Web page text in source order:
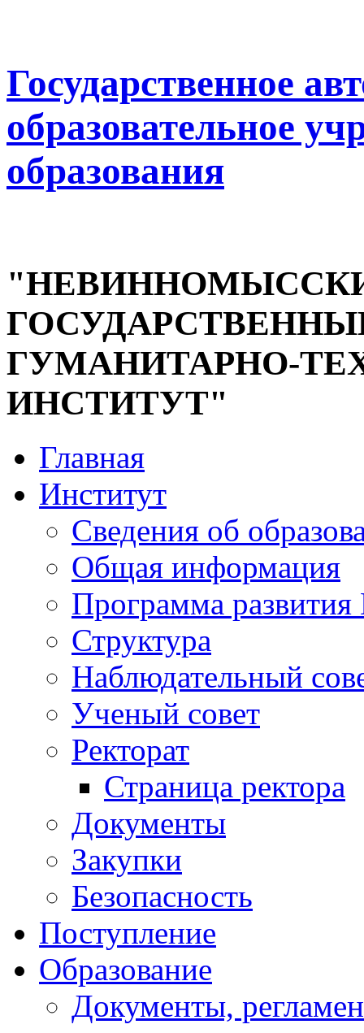
Государственное
образовательное
образования
ГУМАНИТАРНО-
ИНСТИТУТ"
Главная
Институт
Сведения об
Общая информация
Программа
Структура
Наблюдательный
Ученый совет
Ректорат
Страница ректора
Документы
Закупки
Безопасность
Поступление
Образование
Документы,